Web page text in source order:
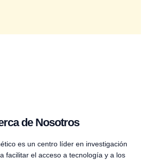
de Nosotros
es un centro líder en investigación
facilitar el acceso a tecnología y a los